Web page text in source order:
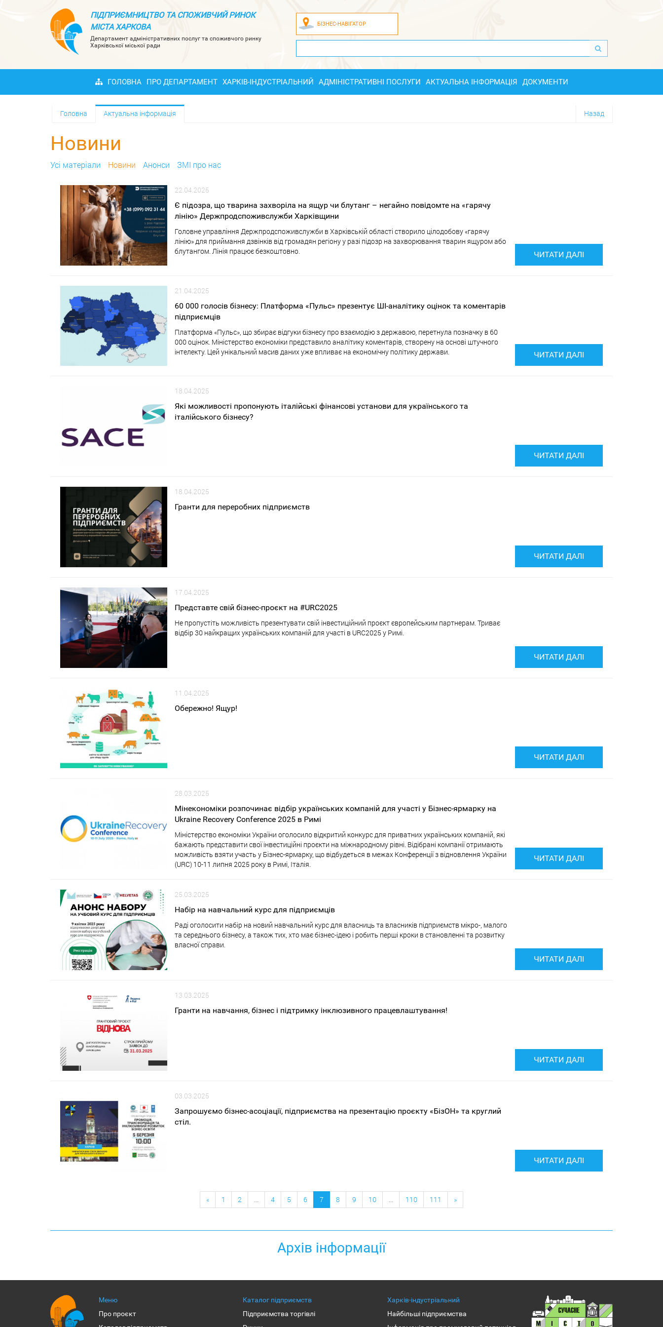
ПІДПРИЄМНИЦТВО ТА СПОЖИВЧИЙ РИНОК
МІСТА ХАРКОВА
Департамент адміністративних послуг та споживчого ринку
Харківської міської ради
БІЗНЕС-НАВІГАТОР
ГОЛОВНА ПРО ДЕПАРТАМЕНТ ХАРКІВ-ІНДУСТРІАЛЬНИЙ АДМІНІСТРАТИВНІ ПОСЛУГИ АКТУАЛЬНА ІНФОРМАЦІЯ ДОКУМЕНТИ
Назад
Головна Актуальна інформація
Новини
Усi матерiали Новини Анонси ЗМІ про нас
22.04.2025
Є підозра, що тварина захворіла на ящур чи блутанг – негайно повідомте на «гарячу
лінію» Держпродспоживслужби Харківщини
Головне управління Держпродспоживслужби в Харківській області створило цілодобову «гарячу
лінію» для приймання дзвінків від громадян регіону у разі підозр на захворювання тварин ящуром або
блутангом. Лінія працює безкоштовно.
ЧИТАТИ ДАЛІ
21.04.2025
60 000 голосів бізнесу: Платформа «Пульс» презентує ШІ-аналітику оцінок та коментарів
підприємців
Платформа «Пульс», що збирає відгуки бізнесу про взаємодію з державою, перетнула позначку в 60
000 оцінок. Міністерство економіки представило аналітику коментарів, створену на основі штучного
інтелекту. Цей унікальний масив даних уже впливає на економічну політику держави.
ЧИТАТИ ДАЛІ
18.04.2025
Які можливості пропонують італійські фінансові установи для українського та
італійського бізнесу?
ЧИТАТИ ДАЛІ
18.04.2025
Гранти для переробних підприємств
ЧИТАТИ ДАЛІ
17.04.2025
Представте свій бізнес-проєкт на #URC2025
Не пропустіть можливість презентувати свій інвестиційний проєкт європейським партнерам. Триває
відбір 30 найкращих українських компаній для участі в URC2025 у Римі.
ЧИТАТИ ДАЛІ
11.04.2025
Обережно! Ящур!
ЧИТАТИ ДАЛІ
28.03.2025
Мінекономіки розпочинає відбір українських компаній для участі у Бізнес-ярмарку на
Ukraine Recovery Conference 2025 в Римі
Міністерство економіки України оголосило відкритий конкурс для приватних українських компаній, які
бажають представити свої інвестиційні проєкти на міжнародному рівні. Відібрані компанії отримають
можливість взяти участь у Бізнес-ярмарку, що відбудеться в межах Конференції з відновлення України
(URC) 10-11 липня 2025 року в Римі, Італія.
ЧИТАТИ ДАЛІ
25.03.2025
Набір на навчальний курс для підприємців
Раді оголосити набір на новий навчальний курс для власниць та власників підприємств мікро-, малого
та середнього бізнесу, а також тих, хто має бізнес-ідею і робить перші кроки в становленні та розвитку
власної справи.
ЧИТАТИ ДАЛІ
13.03.2025
Гранти на навчання, бізнес і підтримку інклюзивного працевлаштування!
ЧИТАТИ ДАЛІ
03.03.2025
Запрошуємо бізнес-асоціації, підприємства на презентацію проєкту «БізОН» та круглий
стіл.
ЧИТАТИ ДАЛІ
« 1 2 4 5 6 7 8 9 10 110 111 »
Архів інформації
Меню
Про проєкт
Каталог підприємств
Підприємства торгівлі
Харків-індустріальний
Найбільші підприємства